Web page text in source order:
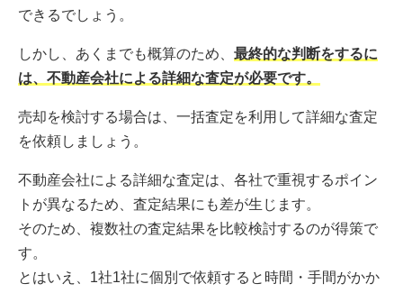
できるでしょう。
しかし、あくまでも概算のため、 最終的な判断をするに
は、不動産会社による詳細な査定が必要です。
売却を検討する場合は、一括査定を利用して詳細な査定
を依頼しましょう。
不動産会社による詳細な査定は、各社で重視するポイン
トが異なるため、査定結果にも差が生じます。
そのため、複数社の査定結果を比較検討するのが得策で
す。
とはいえ、1社1社に個別で依頼すると時間・手間がかか